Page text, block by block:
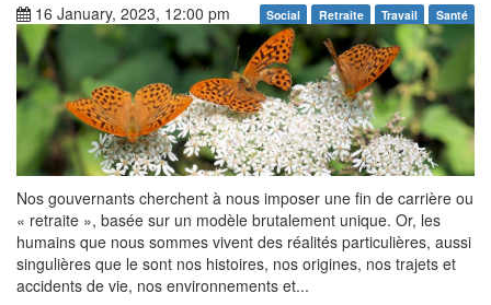
16 January, 2023, 12:00 pm Social Retraite Travail Santé
Nos gouvernants cherchent à nous imposer une fin de carrière ou
« retraite », basée sur un modèle brutalement unique. Or, les
humains que nous sommes vivent des réalités particulières, aussi
singulières que le sont nos histoires, nos origines, nos trajets et
accidents de vie, nos environnements et...